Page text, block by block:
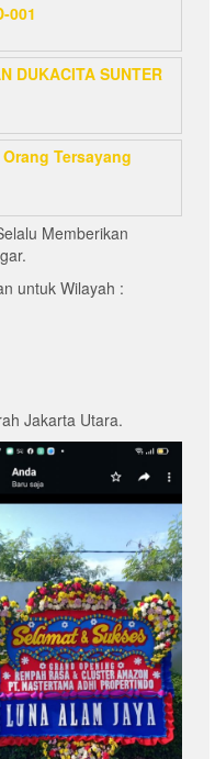
001
DUKACITA SUNTER
Tersayang
Memberikan
untuk Wilayah :
Jakarta Utara.